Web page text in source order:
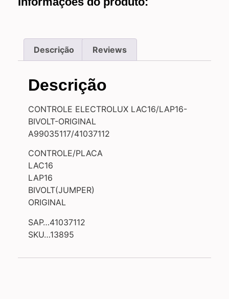
Descrição Reviews
Descrição
CONTROLE ELECTROLUX LAC16/LAP16-
BIVOLT-ORIGINAL
A99035117/41037112
CONTROLE/PLACA
LAC16
LAP16
BIVOLT(JUMPER)
ORIGINAL
SAP…41037112
SKU…13895